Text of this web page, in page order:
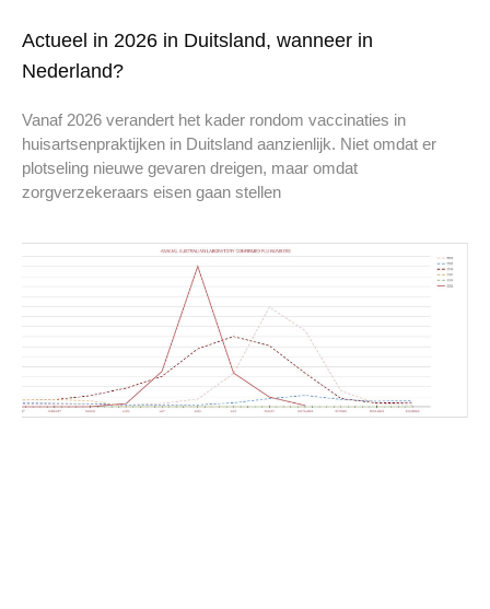
Actueel in 2026 in Duitsland, wanneer in
Nederland?
Vanaf 2026 verandert het kader rondom vaccinaties in
huisartsenpraktijken in Duitsland aanzienlijk. Niet omdat er
plotseling nieuwe gevaren dreigen, maar omdat
zorgverzekeraars eisen gaan stellen